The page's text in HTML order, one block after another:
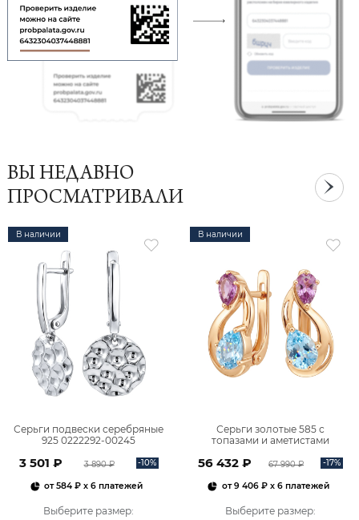
ВЫ НЕДАВНО
ПРОСМАТРИВАЛИ
В наличии
Серьги подвески серебряные
925 0222292-00245
3 501 ₽ 3 890 ₽ -10%
от584 ₽ x 6 платежей
Выберите размер:
В наличии
Серьги золотые 585 с
топазами и аметистами
56 432 ₽ 67 990 ₽ -17%
от9 406 ₽x 6 платежей
Выберите размер: